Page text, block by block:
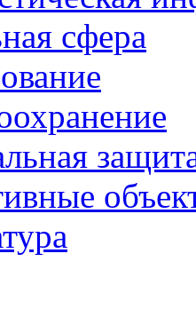
сфера